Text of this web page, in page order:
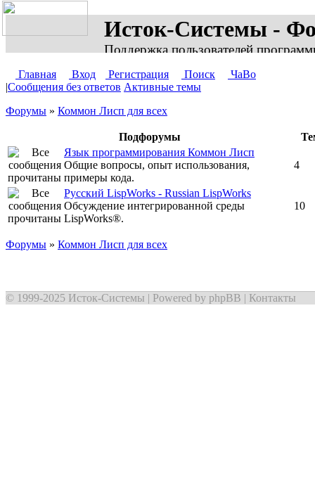
Исток-Системы -
Поддержка пользователей
Главная Вход Регистрация Поиск
ЧаВо
|Сообщения без ответов Активные темы
Форумы » Коммон Лисп для всех
Подфорумы
Язык программирования Коммон Лисп
Общие вопросы, опыт использования,
примеры кода.
4
Русский LispWorks - Russian LispWorks
Обсуждение интегрированной среды
LispWorks®.
10
Форумы » Коммон Лисп для всех
© 1999-2025 Исток-Системы | Powered by phpBB | Контакты